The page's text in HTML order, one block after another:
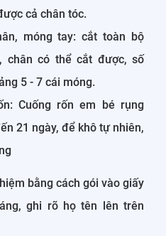
cả chân tóc.
móng tay: cắt toàn bộ
chân có thể cắt được, số
5 - 7 cái móng.
Cuống rốn em bé rụng
21 ngày, để khô tự nhiên,
bằng cách gói vào giấy
ghi rõ họ tên lên trên